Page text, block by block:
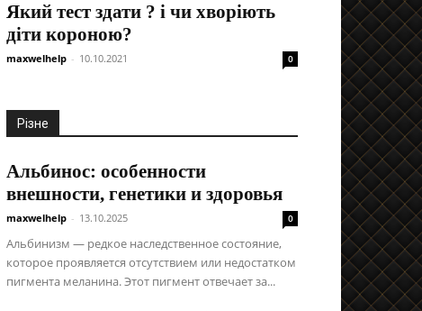
Який тест здати ? і чи хворіють
діти короною?
maxwelhelp - 10.10.2021 0
Різне
Альбинос: особенности
внешности, генетики и здоровья
maxwelhelp - 13.10.2025 0
Альбинизм — редкое наследственное состояние,
которое проявляется отсутствием или недостатком
пигмента меланина. Этот пигмент отвечает за...